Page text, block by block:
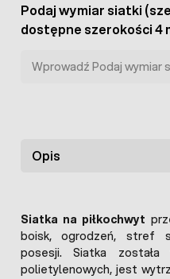
Podaj wymiar siatki
dostępne szerokości 4
Opis
Siatka na piłkochwyt
boisk, ogrodzeń, stref
posesji. Siatka została
polietylenowych, jest